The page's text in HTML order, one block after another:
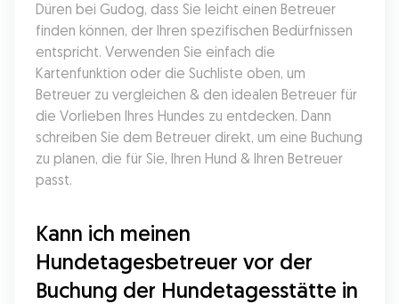
Düren bei Gudog, dass Sie leicht einen Betreuer
finden können, der Ihren spezifischen Bedürfnissen
entspricht. Verwenden Sie einfach die
Kartenfunktion oder die Suchliste oben, um
Betreuer zu vergleichen & den idealen Betreuer für
die Vorlieben Ihres Hundes zu entdecken. Dann
schreiben Sie dem Betreuer direkt, um eine Buchung
zu planen, die für Sie, Ihren Hund & Ihren Betreuer
passt.
Kann ich meinen
Hundetagesbetreuer vor der
Buchung der Hundetagesstätte in